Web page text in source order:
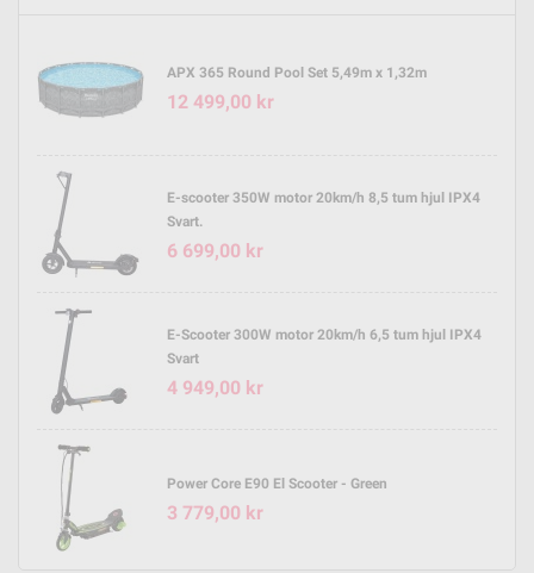
APX 365 Round Pool Set 5,49m x 1,32m
12 499,00 kr
E-scooter 350W motor 20km/h 8,5 tum hjul IPX4
Svart.
6 699,00 kr
E-Scooter 300W motor 20km/h 6,5 tum hjul IPX4
Svart
4 949,00 kr
Power Core E90 El Scooter - Green
3 779,00 kr